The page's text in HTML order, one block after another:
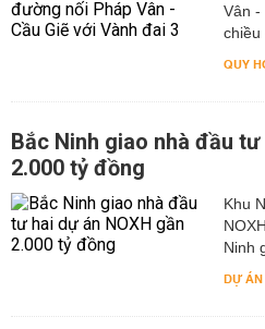
Vân -
chiều
QUY
Bắc Ninh giao nhà đầu
2.000 tỷ đồng
Khu
Ninh
DỰ ÁN